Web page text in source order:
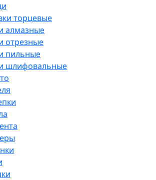
торцевые
алмазные
отрезные
пильные
шлифовальные